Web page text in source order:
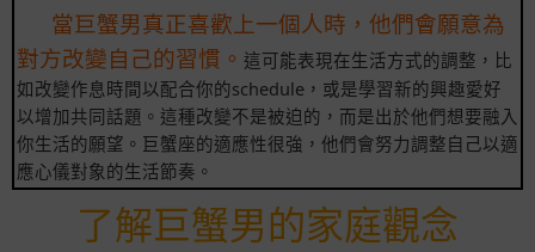
當巨蟹男真正喜歡上一個人時，他們會願意為
對方改變自己的習慣。 這可能表現在生活方式的調整，比
如改變作息時間以配合你的schedule，或是學習新的興趣愛好
以增加共同話題。這種改變不是被迫的，而是出於他們想要融入
你生活的願望。巨蟹座的適應性很強，他們會努力調整自己以適
應心儀對象的生活節奏。
了解巨蟹男的家庭觀念